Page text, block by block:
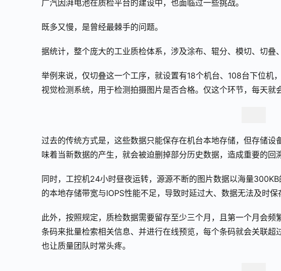
广汽因湃电池在质检平台的建设中，也面临过一些挑战。
既多又慢，是曾经最棘手的问题。
据统计，整个庞大的工业质检体系，涉及涂布、辊分、模切、切叠
举例来说，仅切叠这一个工序，就设置有18个机台、108台下位机
视觉检测系统，用于检测拍摄图片是否合格。仅这个环节，每天就
过去的传统方式是，这些数据只能保存在机台本地存储，但存储
味着当新数据的产生，就会被迫删掉部分历史数据，造成重要的回
同时，工控机24小时昼夜运转，源源不断的图片数据以海量
的本地存储带宽与IOPS性能不足，导致时延过大、数据无法及时保
此外，按照规定，质检数据需要留存至少三个月，且第一个月会
条码来批量检索相关信息、并进行在线预览，每个条码就会关联超
也让质量团队时常头疼。